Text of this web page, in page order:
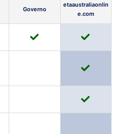
Governo
etaaustraliaonlin
e.com